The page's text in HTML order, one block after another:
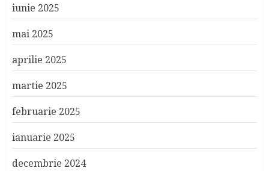
iunie 2025
mai 2025
aprilie 2025
martie 2025
februarie 2025
ianuarie 2025
decembrie 2024